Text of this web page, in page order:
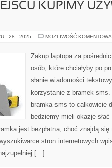
KUPIMY
- 28 - 2025 MOŻLIWOŚĆ
Zakup laptopa za
osób, które chciałyby po
słanie wiadomości
korzystanie z bramek
bramka sms to całkowicie
będziemy mieli okazję
jest bezpłatna, choć znajdą się
stron internetowych
[…]